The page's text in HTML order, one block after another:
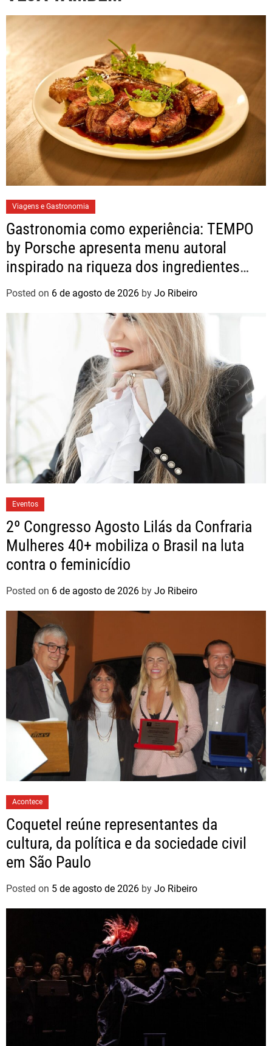
Viagens e Gastronomia
Gastronomia como experiência: TEMPO
by Porsche apresenta menu autoral
inspirado na riqueza dos ingredientes
brasileiros
Posted on 6 de agosto de 2026 by Jo Ribeiro
Eventos
2º Congresso Agosto Lilás da Confraria
Mulheres 40+ mobiliza o Brasil na luta
contra o feminicídio
Posted on 6 de agosto de 2026 by Jo Ribeiro
Acontece
Coquetel reúne representantes da
cultura, da política e da sociedade civil
em São Paulo
Posted on 5 de agosto de 2026 by Jo Ribeiro